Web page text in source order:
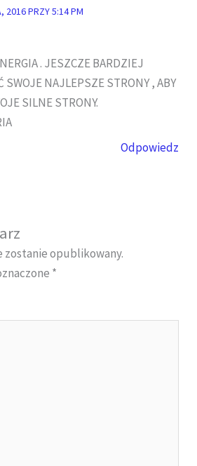
2016 PRZY 5:14 PM
. JESZCZE BARDZIEJ
SWOJE NAJLEPSZE STRONY , ABY
SILNE STRONY.
Odpowiedz
zostanie opublikowany.
*